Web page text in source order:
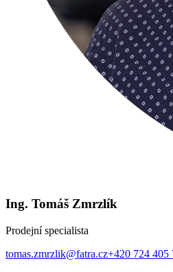
Ing. Tomáš Zmrzlík
Prodejní specialista
tomas.zmrzlik@fatra.cz+420 724 405